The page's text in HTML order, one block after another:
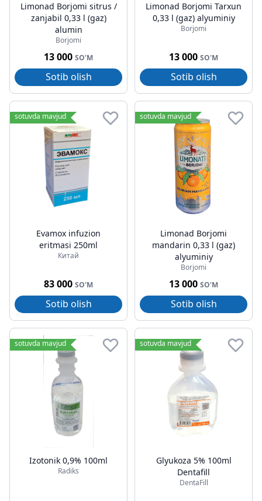
Limonad Borjomi sitrus /
zanjabil 0,33 l (gaz)
alumin
Borjomi
13 000 SO'M
Sotib olish
Limonad Borjomi Tarxun
0,33 l (gaz) alyuminiy
Borjomi
13 000 SO'M
Sotib olish
sotuvda mavjud
Evamox infuzion
eritmasi 250ml
Китай
83 000 SO'M
Sotib olish
sotuvda mavjud
Limonad Borjomi
mandarin 0,33 l (gaz)
alyuminiy
Borjomi
13 000 SO'M
Sotib olish
sotuvda mavjud
Izotonik 0,9% 100ml
Radiks
sotuvda mavjud
Glyukoza 5% 100ml
Dentafill
DentaFill